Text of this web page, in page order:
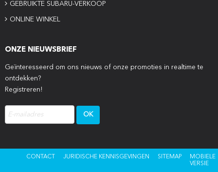
GEBRUIKTE SUBARU-VERKOOP
ONLINE WINKEL
ONZE NIEUWSBRIEF
Geïnteresseerd om ons nieuws of onze promoties in realtime te
ontdekken?
Registreren!
CONTACT JURIDISCHE KENNISGEVINGEN SITEMAP
MOBIELE
VERSIE